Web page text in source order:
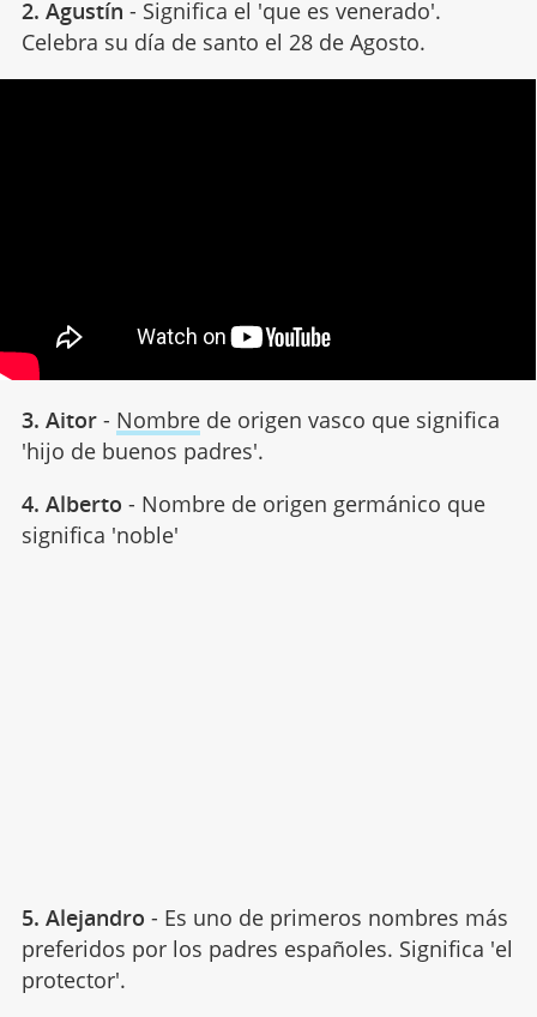
2. Agustín - Significa el 'que es venerado'.
Celebra su día de santo el 28 de Agosto.
3. Aitor- Nombrede origen vasco que significa
'hijo de buenos padres'.
4. Alberto - Nombre de origen germánico que
significa 'noble'
5. Alejandro - Es uno de primeros nombres más
preferidos por los padres españoles. Significa 'el
protector'.